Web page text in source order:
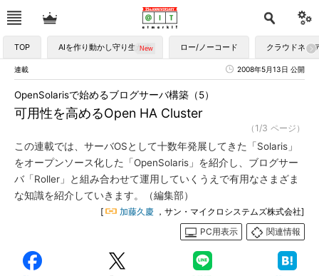
TOP AIを作り動かし守り生かす ロー/ノーコード クラウドネイ
連載 2008年5月13日 公開
可用性を高めるOpen HA Cluster
OpenSolarisで始めるブログサーバ構築（5）
（1/3 ページ）
この連載では、サーバOSとして十数年発展してきた「Solaris」
をオープンソース化した「OpenSolaris」を紹介し、ブログサー
バ「Roller」と組み合わせて運用していくうえで有用なさまざま
な知識を紹介していきます。（編集部）
[ 加藤久慶 ，サン・マイクロシステムズ株式会社]
PC用表示
関連情報